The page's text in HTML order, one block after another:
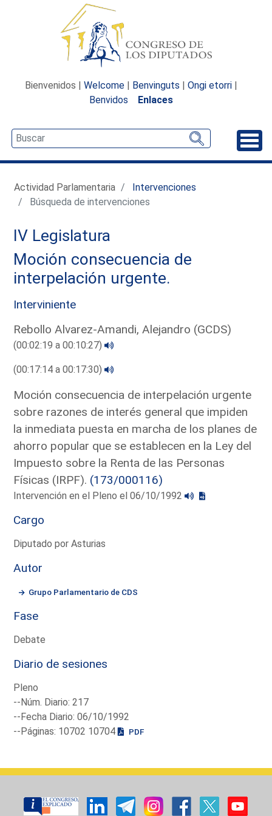
Bienvenidos | Welcome | Benvinguts | Ongi etorri |
Benvidos
Enlaces
Actividad Parlamentaria
Intervenciones
Búsqueda de intervenciones
IV Legislatura
Moción consecuencia de
interpelación urgente.
Interviniente
Rebollo Alvarez-Amandi, Alejandro (GCDS)
(00:02:19 a 00:10:27)
(00:17:14 a 00:17:30)
Moción consecuencia de interpelación urgente
sobre razones de interés general que impiden
la inmediata puesta en marcha de los planes de
ahorro popular que se establecen en la Ley del
Impuesto sobre la Renta de las Personas
Físicas (IRPF). (173/000116)
Intervención en el Pleno el 06/10/1992
Cargo
Diputado por Asturias
Autor
Grupo Parlamentario de CDS
Fase
Debate
Diario de sesiones
Pleno
--Núm. Diario: 217
--Fecha Diario: 06/10/1992
--Páginas: 10702 10704
PDF